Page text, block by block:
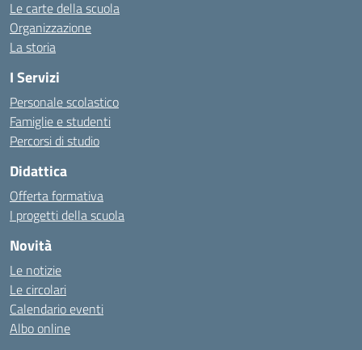
Le carte della scuola
Organizzazione
La storia
I Servizi
Personale scolastico
Famiglie e studenti
Percorsi di studio
Didattica
Offerta formativa
I progetti della scuola
Novità
Le notizie
Le circolari
Calendario eventi
Albo online